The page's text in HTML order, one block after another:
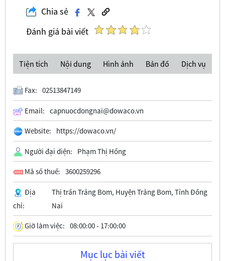
Chia sẻ
Đánh giá bài viết
Tiện tích Nội dung Hình ảnh Bản đồ Dịch vụ
Fax: 02513847149
Email: capnuocdongnai@dowaco.vn
Website: https://dowaco.vn/
Người đại diện: Phạm Thị Hồng
Mã số thuế: 3600259296
Địa
chỉ:
Thị trấn Trảng Bom, Huyện Trảng Bom, Tỉnh Đồng
Nai
Giờ làm việc: 08:00:00 - 17:00:00
Mục lục bài viết